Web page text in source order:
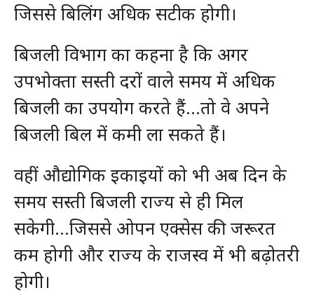
जिससे बिलिंग अधिक सटीक होगी।
बिजली विभाग का कहना है कि अगर
उपभोक्ता सस्ती दरों वाले समय में अधिक
बिजली का उपयोग करते हैं…तो वे अपने
बिजली बिल में कमी ला सकते हैं।
वहीं औद्योगिक इकाइयों को भी अब दिन के
समय सस्ती बिजली राज्य से ही मिल
सकेगी…जिससे ओपन एक्सेस की जरूरत
कम होगी और राज्य के राजस्व में भी बढ़ोतरी
होगी।